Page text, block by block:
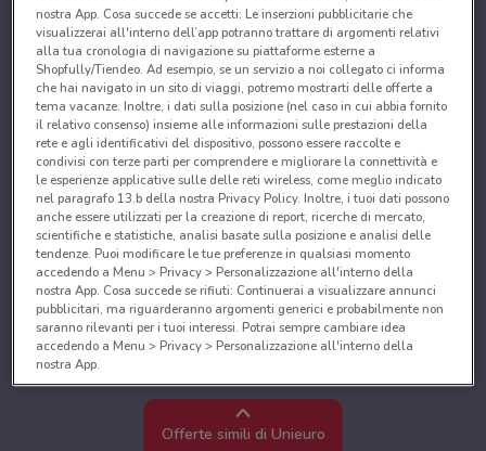
Offerte simili di Unieuro
nostra App. Cosa succede se accetti: Le inserzioni pubblicitarie che
visualizzerai all'interno dell’app potranno trattare di argomenti relativi
alla tua cronologia di navigazione su piattaforme esterne a
Shopfully/Tiendeo. Ad esempio, se un servizio a noi collegato ci informa
che hai navigato in un sito di viaggi, potremo mostrarti delle offerte a
tema vacanze. Inoltre, i dati sulla posizione (nel caso in cui abbia fornito
il relativo consenso) insieme alle informazioni sulle prestazioni della
rete e agli identificativi del dispositivo, possono essere raccolte e
condivisi con terze parti per comprendere e migliorare la connettività e
le esperienze applicative sulle delle reti wireless, come meglio indicato
nel paragrafo 13.b della nostra Privacy Policy. Inoltre, i tuoi dati possono
anche essere utilizzati per la creazione di report, ricerche di mercato,
scientifiche e statistiche, analisi basate sulla posizione e analisi delle
tendenze. Puoi modificare le tue preferenze in qualsiasi momento
accedendo a Menu > Privacy > Personalizzazione all'interno della
nostra App. Cosa succede se rifiuti: Continuerai a visualizzare annunci
pubblicitari, ma riguarderanno argomenti generici e probabilmente non
saranno rilevanti per i tuoi interessi. Potrai sempre cambiare idea
accedendo a Menu > Privacy > Personalizzazione all'interno della
nostra App.
Noi e i nostri partner trattiamo i dati per fornire:
Utilizzare dati di geolocalizzazione precisi. Scansione attiva delle
caratteristiche del dispositivo ai fini dell’identificazione. Archiviare